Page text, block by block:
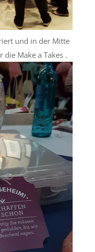
und in der Mitte
Make a Takes .